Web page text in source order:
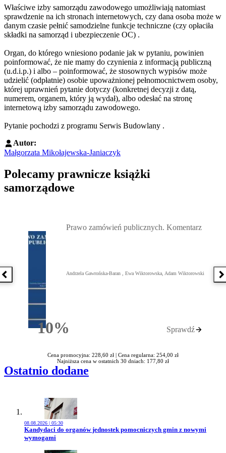
Właściwe izby samorządu zawodowego umożliwiają natomiast
sprawdzenie na ich stronach internetowych, czy dana osoba może w
danym czasie pełnić samodzielne funkcje techniczne (czy opłaciła
składki na samorząd i ubezpieczenie OC) .
Organ, do którego wniesiono podanie jak w pytaniu, powinien
poinformować, że nie mamy do czynienia z informacją publiczną
(u.d.i.p.) i albo – poinformować, że stosownych wypisów może
udzielić (odpłatnie) osobie upoważnionej pełnomocnictwem osoby,
której uprawnień pytanie dotyczy (konkretnej decyzji z datą,
numerem, organem, który ją wydał), albo odesłać na stronę
internetową izby samorządu zawodowego.
Pytanie pochodzi z programu Serwis Budowlany .
Autor:
Małgorzata Mikołajewska-Janiaczyk
Polecamy prawnicze książki
samorządowe
Poprzednia książka
10%Rabatu
Prawo zamówień publicznych. Komentarz
Andrzela Gawrońska-Baran , Ewa Wiktorowska, Adam Wiktorowski
Sprawdź
Cena promocyjna: 228,60 zł | Cena regularna: 254,00 zł
Najniższa cena w ostatnich 30 dniach: 177,80 zł
Ostatnio dodane
08.08.2026 | 05:30
Przejdź do artykułu:
Kandydaci do organów jednostek pomocniczych gmin z nowymi
wymogami